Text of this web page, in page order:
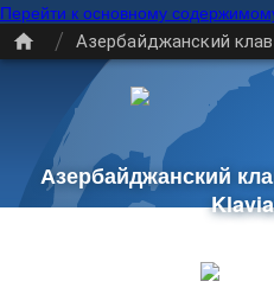
Перейти к основному
/ Азербайджанский
Азербайджанский